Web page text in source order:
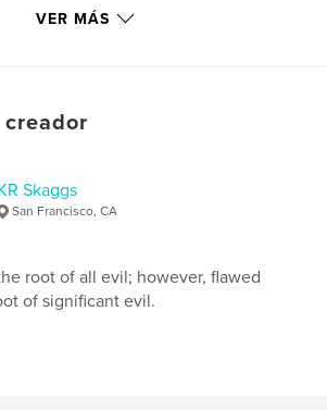
Military
VER MÁS
Skaggs
San Francisco, CA
root of all evil; however, flawed
of significant evil.